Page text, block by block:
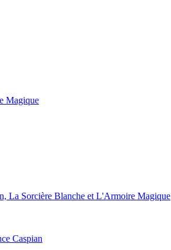
Magique
La Sorcière Blanche et L'Armoire Magique
Caspian